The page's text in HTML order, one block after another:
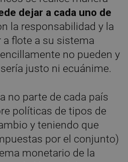
dejar a cada uno de
la responsabilidad y la
flote a su sistema
no pueden y
justo ni ecuánime.
no parte de cada país
políticas de tipos de
y teniendo que
por el conjunto)
monetario de la